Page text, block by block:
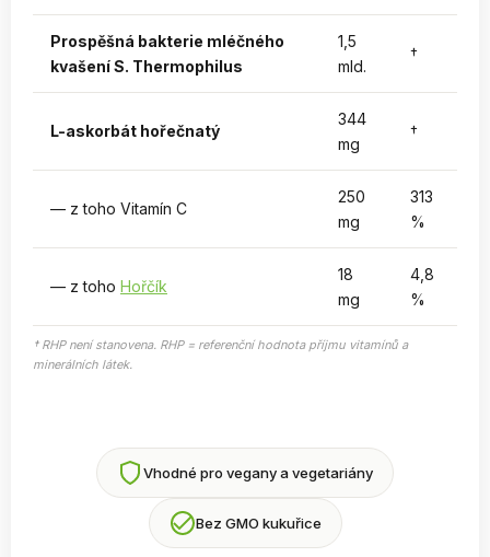
Prospěšná bakterie mléčného
kvašení S. Thermophilus
1,5
mld.
†
L-askorbát hořečnatý
344
mg
†
— z toho Vitamín C
250
mg
313
%
— z toho Hořčík
18
mg
4,8
%
† RHP není stanovena. RHP = referenční hodnota příjmu vitamínů a
minerálních látek.
Vhodné pro vegany a vegetariány
Bez GMO kukuřice